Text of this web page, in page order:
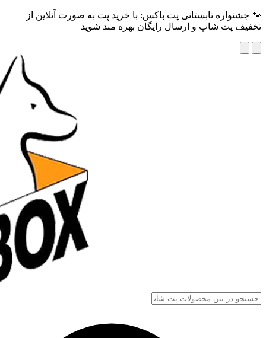
🐾 جشنواره تابستانی پت باکس: با خرید پت به صورت آنلاین از
تخفیف پت شاپ و ارسال رایگان بهره مند شوید